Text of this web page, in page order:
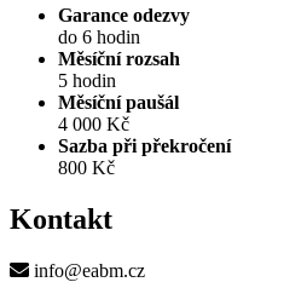
Garance odezvy
do 6 hodin
Měsíční rozsah
5 hodin
Měsíční paušál
4 000 Kč
Sazba při překročení
800 Kč
Kontakt
info@eabm.cz